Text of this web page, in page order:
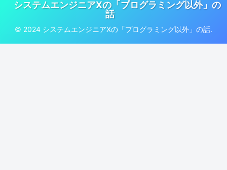
システムエンジニアXの「プログラミング以外」の
話
© 2024 システムエンジニアXの「プログラミング以外」の話.